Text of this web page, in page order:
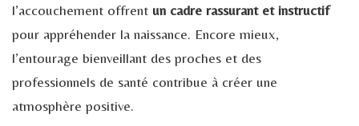
l’accouchement offrent un cadre rassurant et instructif
pour appréhender la naissance. Encore mieux,
l’entourage bienveillant des proches et des
professionnels de santé contribue à créer une
atmosphère positive.